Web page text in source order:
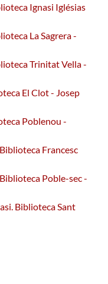
Ignasi Iglésias
La Sagrera -
Trinitat Vella -
El Clot - Josep
Poblenou -
Francesc
Poble-sec -
Biblioteca Sant